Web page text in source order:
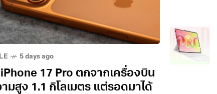
5 days ago
17 Pro ตกจากเครื่องบิน
มสูง 1.1 กิโลเมตร แต่รอดมาได้